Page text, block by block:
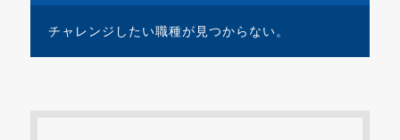
チャレンジしたい職種が 見つからない。